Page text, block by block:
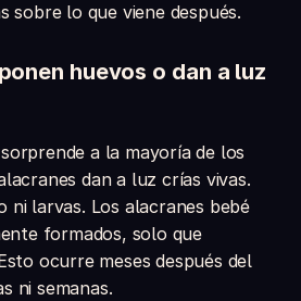
sobre lo que viene después.
huevos o dan a luz
a la mayoría de los
dan a luz crías vivas.
ni larvas. Los alacranes bebé
formados, solo que
ocurre meses después del
ni semanas.